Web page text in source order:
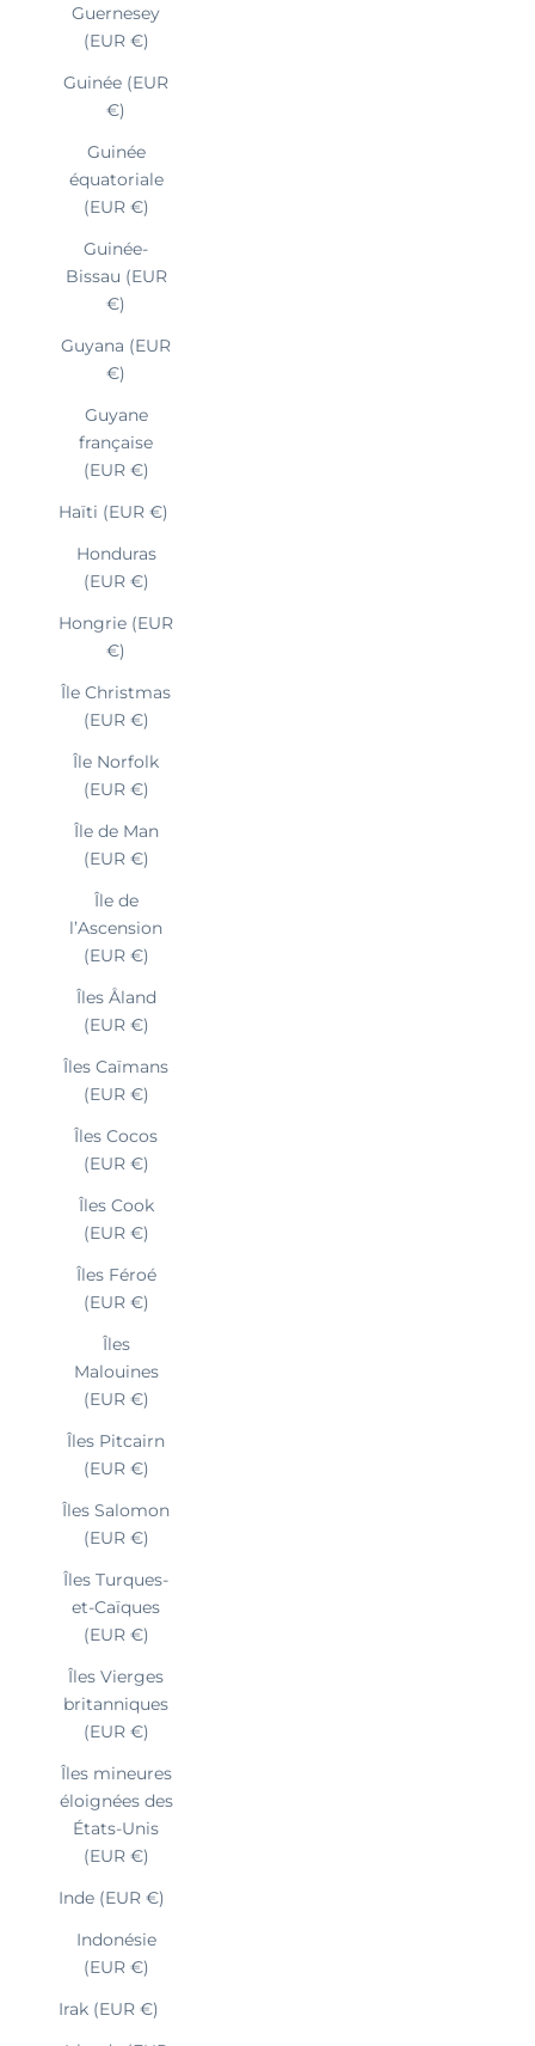
Guernesey
(EUR €)
Guinée (EUR
€)
Guinée
équatoriale
(EUR €)
Guinée-
Bissau (EUR
€)
Guyana (EUR
€)
Guyane
française
(EUR €)
Haïti (EUR €)
Honduras
(EUR €)
Hongrie (EUR
€)
Île Christmas
(EUR €)
Île Norfolk
(EUR €)
Île de Man
(EUR €)
Île de
l’Ascension
(EUR €)
Îles Åland
(EUR €)
Îles Caïmans
(EUR €)
Îles Cocos
(EUR €)
Îles Cook
(EUR €)
Îles Féroé
(EUR €)
Îles
Malouines
(EUR €)
Îles Pitcairn
(EUR €)
Îles Salomon
(EUR €)
Îles Turques-
et-Caïques
(EUR €)
Îles Vierges
britanniques
(EUR €)
Îles mineures
éloignées des
États-Unis
(EUR €)
Inde (EUR €)
Indonésie
(EUR €)
Irak (EUR €)